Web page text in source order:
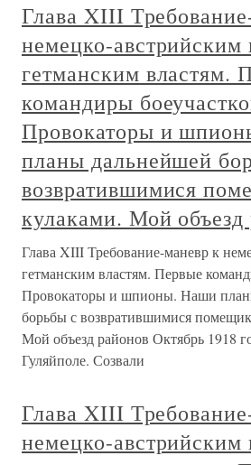
Глава XIII
немецко-австрийским
гетманским властям.
командиры
Провокаторы и
планы дальнейшей
возвратившимися
кулаками. Мой объезд
Глава XIII Требование-маневр к
гетманским властям. Первые
Провокаторы и шпионы. Наши
борьбы с возвратившимися
Мой объезд районов Октябрь 1918
Гуляйполе. Созвали
Глава XIII
немецко-австрийским